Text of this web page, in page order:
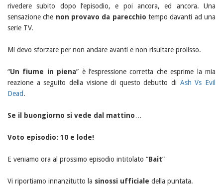
rivedere subito dopo l’episodio, e poi ancora, ed ancora. Una
sensazione che non provavo da parecchio tempo davanti ad una
serie TV.
Mi devo sforzare per non andare avanti e non risultare prolisso.
“Un fiume in piena” è l’espressione corretta che esprime la mia
reazione a seguito della visione di questo debutto di Ash Vs Evil
Dead.
Se il buongiorno si vede dal mattino…
Voto episodio: 10 e lode!
E veniamo ora al prossimo episodio intitolato “Bait”
Vi riportiamo innanzitutto la sinossi ufficiale della puntata.